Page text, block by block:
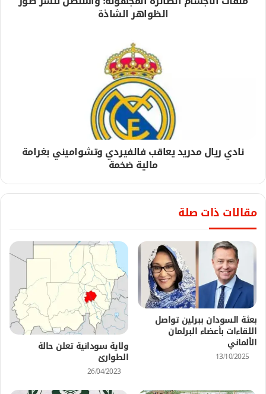
الظواهر الشاذة
نادي ريال مدريد يعاقب فالفيردي وتشواميني بغرامة
مالية ضخمة
مقالات ذات صلة
بعثة السودان ببرلين تواصل
اللقاءات بأعضاء البرلمان
الألماني
13/10/2025
ولاية سودانية تعلن حالة
الطوارئ
26/04/2023